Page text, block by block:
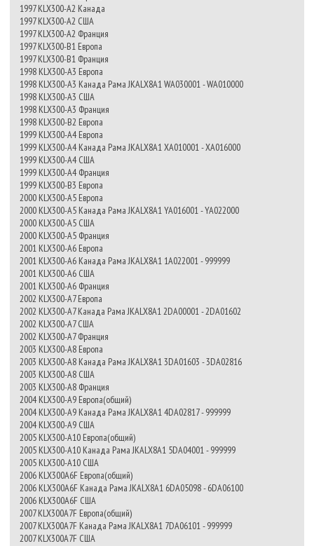
1997 KLX300-A2 Канада
1997 KLX300-A2 США
1997 KLX300-A2 Франция
1997 KLX300-B1 Европа
1997 KLX300-B1 Франция
1998 KLX300-A3 Европа
1998 KLX300-A3 Канада Рама JKALX8A1 WA030001 - WA010000
1998 KLX300-A3 США
1998 KLX300-A3 Франция
1998 KLX300-B2 Европа
1999 KLX300-A4 Европа
1999 KLX300-A4 Канада Рама JKALX8A1 XA010001 - XA016000
1999 KLX300-A4 США
1999 KLX300-A4 Франция
1999 KLX300-B3 Европа
2000 KLX300-A5 Европа
2000 KLX300-A5 Канада Рама JKALX8A1 YA016001 - YA022000
2000 KLX300-A5 США
2000 KLX300-A5 Франция
2001 KLX300-A6 Европа
2001 KLX300-A6 Канада Рама JKALX8A1 1A022001 - 999999
2001 KLX300-A6 США
2001 KLX300-A6 Франция
2002 KLX300-A7 Европа
2002 KLX300-A7 Канада Рама JKALX8A1 2DA00001 - 2DA01602
2002 KLX300-A7 США
2002 KLX300-A7 Франция
2003 KLX300-A8 Европа
2003 KLX300-A8 Канада Рама JKALX8A1 3DA01603 - 3DA02816
2003 KLX300-A8 США
2003 KLX300-A8 Франция
2004 KLX300-A9 Европа(общий)
2004 KLX300-A9 Канада Рама JKALX8A1 4DA02817 - 999999
2004 KLX300-A9 США
2005 KLX300-A10 Европа(общий)
2005 KLX300-A10 Канада Рама JKALX8A1 5DA04001 - 999999
2005 KLX300-A10 США
2006 KLX300A6F Европа(общий)
2006 KLX300A6F Канада Рама JKALX8A1 6DA05098 - 6DA06100
2006 KLX300A6F США
2007 KLX300A7F Европа(общий)
2007 KLX300A7F Канада Рама JKALX8A1 7DA06101 - 999999
2007 KLX300A7F США